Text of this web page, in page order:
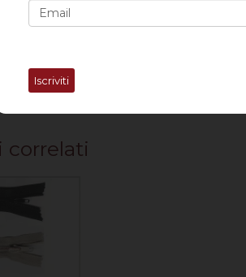
imposta nella voce "Quantità" il numero
imposta nella voce "Quantità" il numero di
correlati
Iscriviti